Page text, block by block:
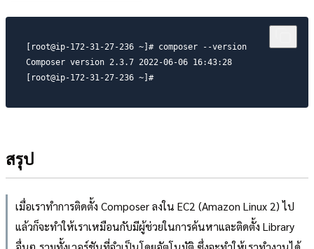
[root@ip-172-31-27-236 ~]# composer --version
Composer version 2.3.7 2022-06-06 16:43:28
[root@ip-172-31-27-236 ~]#
สรุป
เมื่อเราทำการติดตั้ง Composer ลงใน EC2 (Amazon Linux 2) ไป
แล้วก็จะทำให้เราเหมือนกับมีผู้ช่วยในการค้นหาและติดตั้ง Library